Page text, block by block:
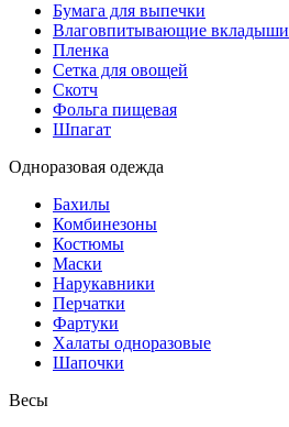
Бумага для выпечки
Влаговпитывающие вкладыши
Пленка
Сетка для овощей
Скотч
Фольга пищевая
Шпагат
Одноразовая одежда
Бахилы
Комбинезоны
Костюмы
Маски
Нарукавники
Перчатки
Фартуки
Халаты одноразовые
Шапочки
Весы